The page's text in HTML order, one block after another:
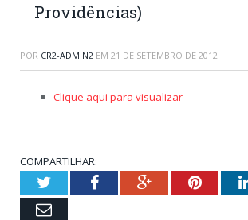
Providências)
POR CR2-ADMIN2 EM 21 DE SETEMBRO DE 2012
Clique aqui para visualizar
COMPARTILHAR:
TwitterFacebookGoogle+
Email